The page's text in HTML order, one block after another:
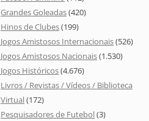
Grandes Goleadas(420)
Hinos de Clubes(199)
Jogos Amistosos Internacionais(526)
Jogos Amistosos Nacionais(1.530)
Jogos Históricos(4.676)
Livros / Revistas / Vídeos / Biblioteca
Virtual(172)
Pesquisadores de Futebol(3)